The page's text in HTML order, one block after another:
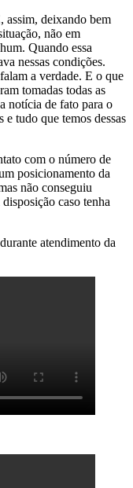
assim, deixando bem
não em
Quando essa
nessas condições.
a verdade. E o que
tomadas todas as
notícia de fato para o
tudo que temos dessas
com o número de
posicionamento da
não conseguiu
caso tenha
atendimento da